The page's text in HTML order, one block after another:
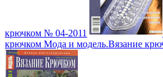
крючком № 04-2011
крючком Мода и модель.Вязание